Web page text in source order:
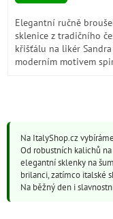
Elegantní ručně
sklenice z tradičního
křišťálu na likér
moderním motivem
Na ItalyShop.cz
Od robustních kalichů
elegantní sklenky na
brilanci, zatímco italské
Na běžný den i